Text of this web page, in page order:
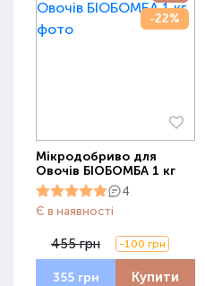
-22%
Мікродобриво для
Овочів БІОБОМБА 1 кг
4
Є в наявності
455 грн -100 грн
355 грн Купити